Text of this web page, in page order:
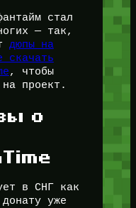
стал
— так,
дюпы на
скачать
, чтобы
проект.
о
в СНГ как
уже